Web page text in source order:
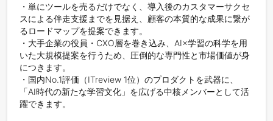
・単にツールを売るだけでなく、導入後のカスタマーサクセ
スによる伴走支援までを見据え、顧客の本質的な成果に繋が
るロードマップを提案できます。
・大手企業の役員・CXO層を巻き込み、AI×学習の科学を用
いた大規模提案を行うため、圧倒的な専門性と市場価値が身
につきます。
・国内No.1評価（ITreview 1位）のプロダクトを武器に、
「AI時代の新たな学習文化」を広げる中核メンバーとして活
躍できます。